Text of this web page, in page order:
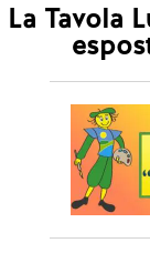
La Tavola